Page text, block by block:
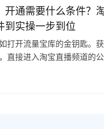
开通需要什么条件？
到实操一步到位
打开流量宝库的金钥匙。
直接进入淘宝直播频道的